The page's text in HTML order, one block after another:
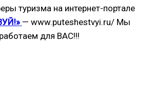
туризма на интернет-портале
— www.puteshestvyi.ru/ Мы
работаем для ВАС!!!